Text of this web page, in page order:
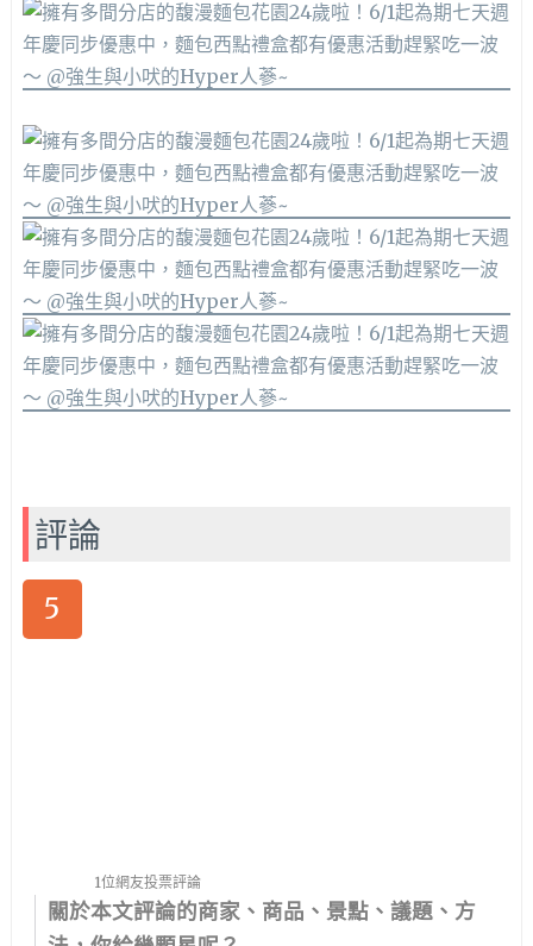
評論
5
1位網友投票評論
關於本文評論的商家、商品、景點、議題、方